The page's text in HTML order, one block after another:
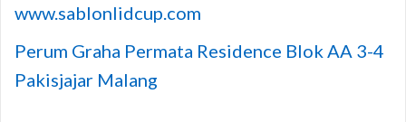
www.sablonlidcup.com
Perum Graha Permata Residence Blok AA 3-4
Pakisjajar Malang